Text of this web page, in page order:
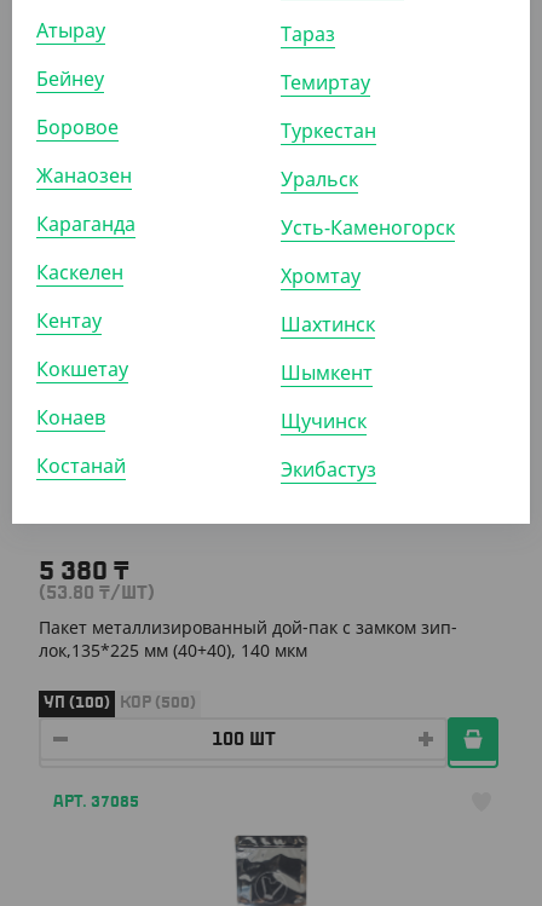
3 710₸
(37.10
Пакет металлизированный дой-пак с замком зип-лок,
105*190 мм (35+35), 140 мкм, черный, матовый с окном
УП (100) КОР (500)
АРТ. 37084
5 380 ₸
(53.80 ₸/ШТ)
Пакет металлизированный дой-пак с замком зип-
лок,135*225 мм (40+40), 140 мкм
УП (100) КОР (500)
АРТ. 37085
Атырау
Бейнеу
Боровое
Жанаозен
Караганда
Каскелен
Кентау
Кокшетау
Конаев
Костанай
Тараз
Темиртау
Туркестан
Уральск
Усть-Каменогорск
Хромтау
Шахтинск
Шымкент
Щучинск
Экибастуз